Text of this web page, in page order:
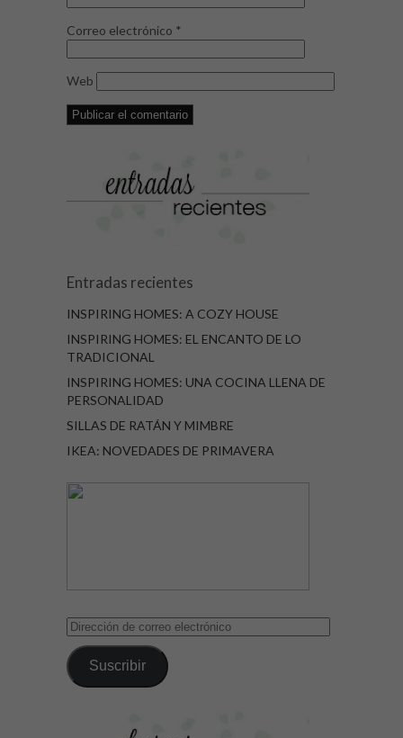
Correo electrónico *
Web
Entradas recientes
INSPIRING HOMES: A COZY HOUSE
INSPIRING HOMES: EL ENCANTO DE LO
TRADICIONAL
INSPIRING HOMES: UNA COCINA LLENA DE
PERSONALIDAD
SILLAS DE RATÁN Y MIMBRE
IKEA: NOVEDADES DE PRIMAVERA
Dirección
correo
electrónico
Suscribir